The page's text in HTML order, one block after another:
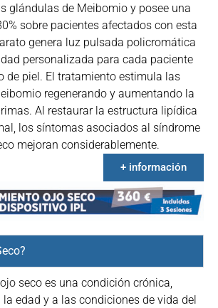
glándulas de Meibomio y posee una
sobre pacientes afectados con esta
genera luz pulsada policromática
personalizada para cada paciente
de piel. El tratamiento estimula las
regenerando y aumentando la
Al restaurar la estructura lipídica
los síntomas asociados al síndrome
mejoran considerablemente.
+ información
seco es una condición crónica,
edad y a las condiciones de vida del